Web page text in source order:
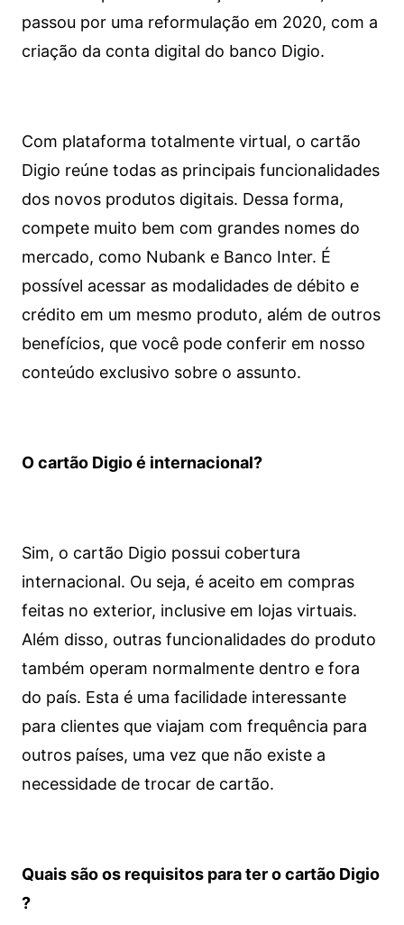
passou por uma reformulação em 2020, com a
criação da conta digital do banco Digio.
Com plataforma totalmente virtual, o cartão
Digio reúne todas as principais funcionalidades
dos novos produtos digitais. Dessa forma,
compete muito bem com grandes nomes do
mercado, como Nubank e Banco Inter. É
possível acessar as modalidades de débito e
crédito em um mesmo produto, além de outros
benefícios, que você pode conferir em nosso
conteúdo exclusivo sobre o assunto.
O cartão Digio é internacional?
Sim, o cartão Digio possui cobertura
internacional. Ou seja, é aceito em compras
feitas no exterior, inclusive em lojas virtuais.
Além disso, outras funcionalidades do produto
também operam normalmente dentro e fora
do país. Esta é uma facilidade interessante
para clientes que viajam com frequência para
outros países, uma vez que não existe a
necessidade de trocar de cartão.
Quais são os requisitos para ter o cartão Digio
?